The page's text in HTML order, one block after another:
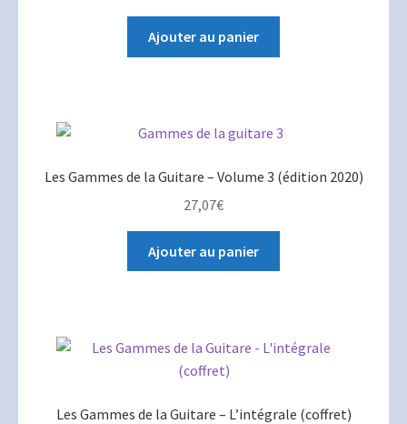
Ajouter au panier
Les Gammes de la Guitare – Volume 3 (édition 2020)
27,07€
Ajouter au panier
Les Gammes de la Guitare – L’intégrale (coffret)